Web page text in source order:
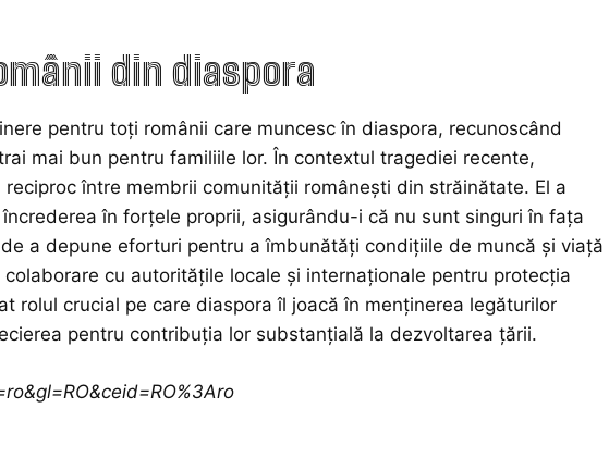
din diaspora
pentru toți românii care muncesc în diaspora, recunoscând
mai bun pentru familiile lor. În contextul tragediei recente,
între membrii comunității românești din străinătate. El a
în forțele proprii, asigurându-i că nu sunt singuri în fața
a depune eforturi pentru a îmbunătăți condițiile de muncă și viață
cu autoritățile locale și internaționale pentru protecția
rolul crucial pe care diaspora îl joacă în menținerea legăturilor
pentru contribuția lor substanțială la dezvoltarea țării.